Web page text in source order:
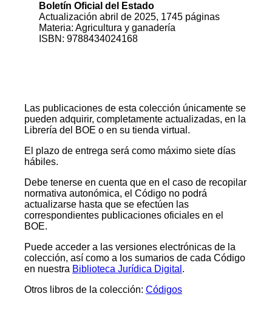
Boletín Oficial del Estado
Actualización abril de 2025, 1745 páginas
Materia: Agricultura y ganadería
ISBN: 9788434024168
Las publicaciones de esta colección únicamente se
pueden adquirir, completamente actualizadas, en la
Librería del BOE o en su tienda virtual.
El plazo de entrega será como máximo siete días
hábiles.
Debe tenerse en cuenta que en el caso de recopilar
normativa autonómica, el Código no podrá
actualizarse hasta que se efectúen las
correspondientes publicaciones oficiales en el
BOE.
Puede acceder a las versiones electrónicas de la
colección, así como a los sumarios de cada Código
en nuestra Biblioteca Jurídica Digital .
Otros libros de la colección: Códigos